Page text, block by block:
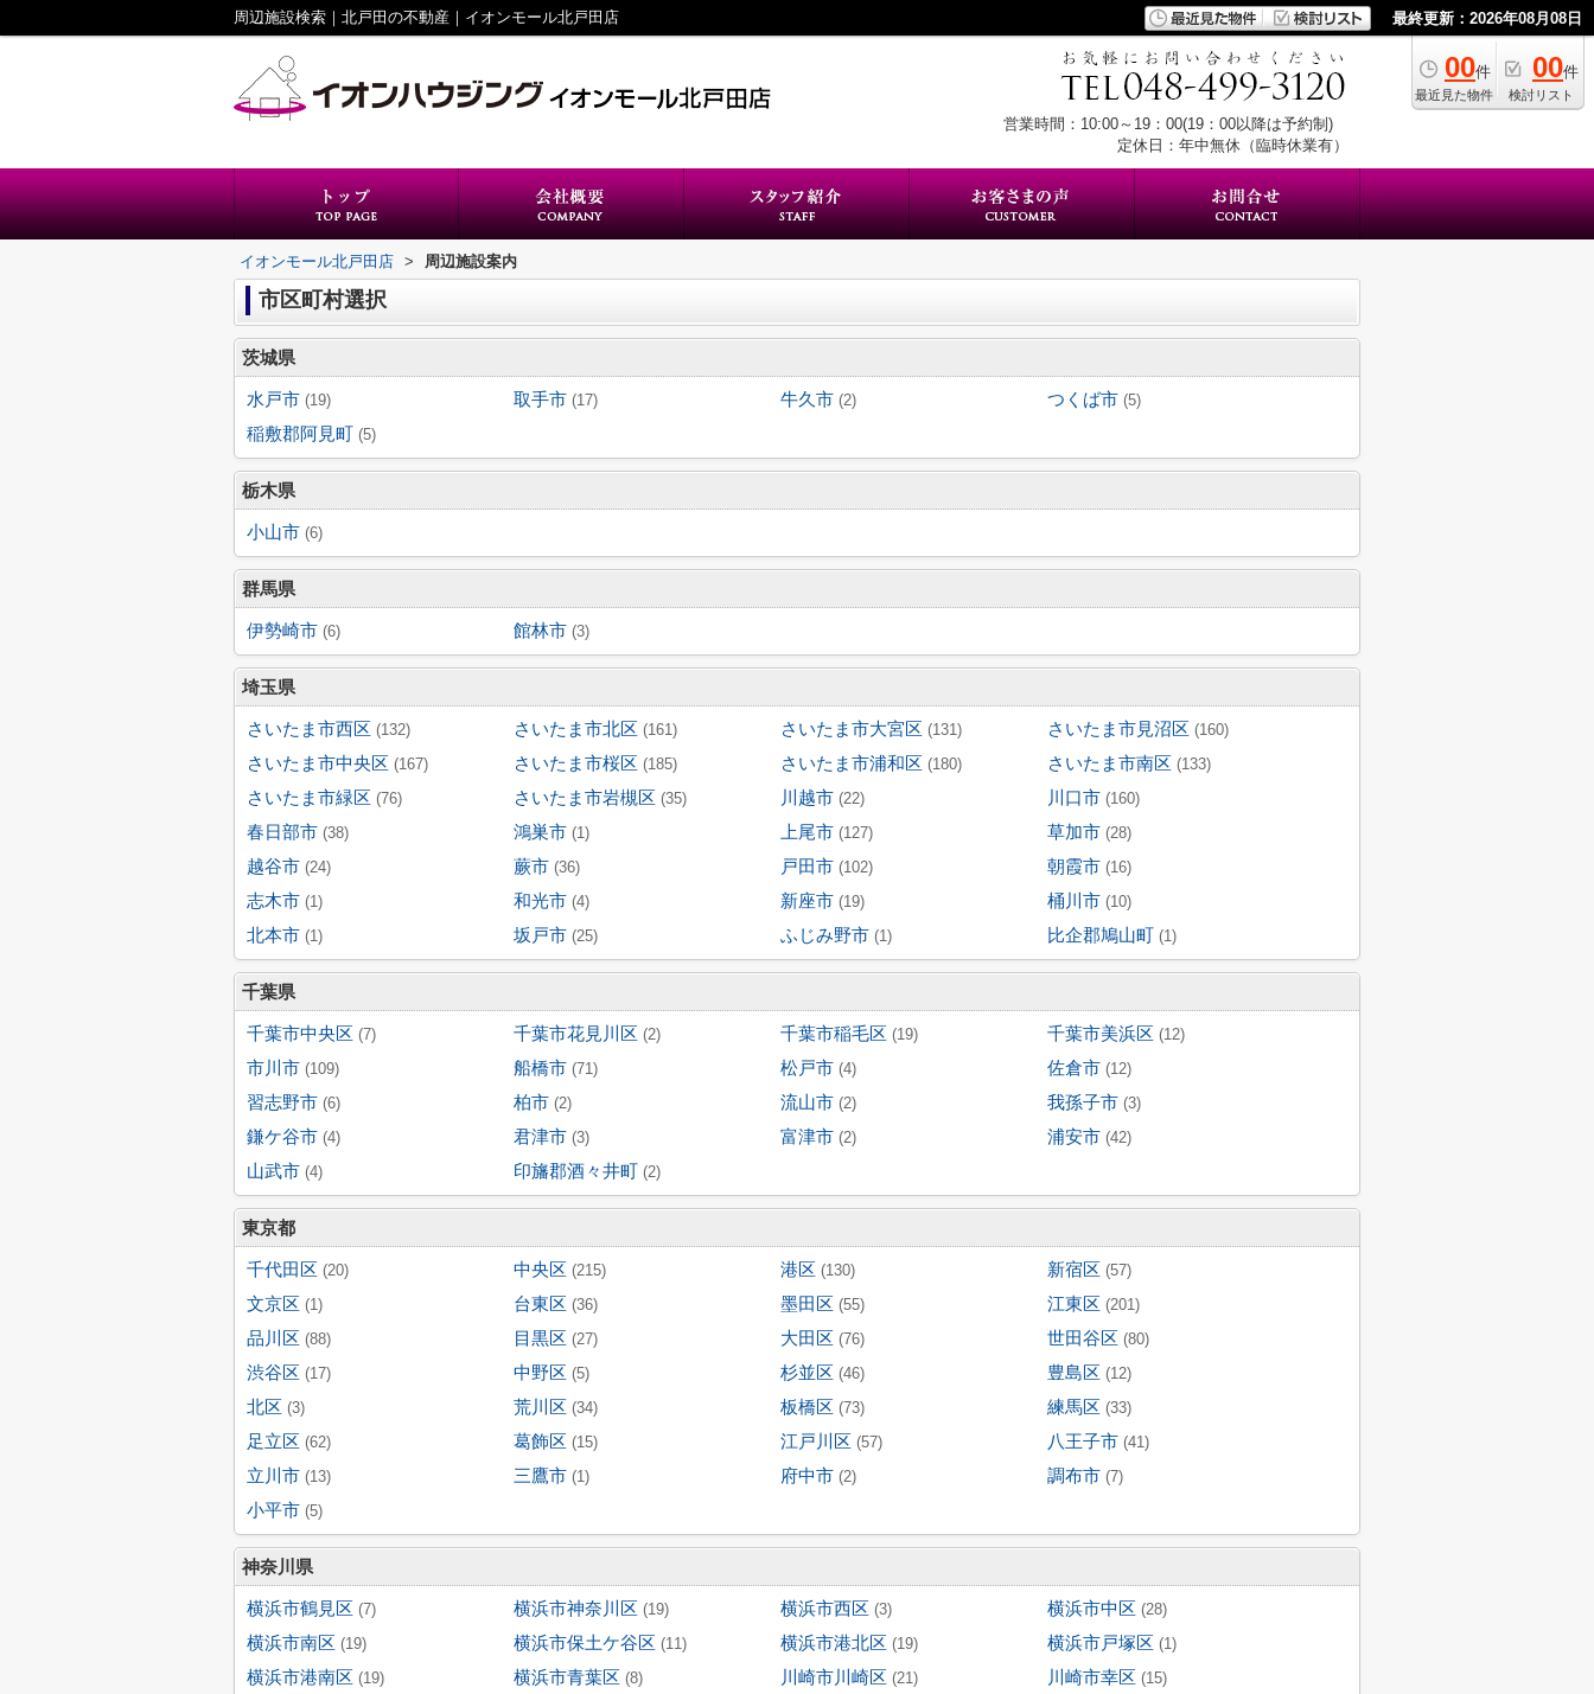
周辺施設検索｜北戸田の不動産｜イオンモール北戸田店 最終更新：2026年08月08日
00件
最近見た物件
00件
検討リスト
営業時間：10:00～19：00(19：00以降は予約制)
定休日：年中無休（臨時休業有）
イオンモール北戸田店 > 周辺施設案内
市区町村選択
茨城県
水戸市 (19) 取手市 (17) 牛久市 (2) つくば市 (5)
稲敷郡阿見町 (5)
栃木県
小山市 (6)
群馬県
伊勢崎市 (6) 館林市 (3)
埼玉県
さいたま市西区 (132) さいたま市北区 (161) さいたま市大宮区 (131) さいたま市見沼区 (160)
さいたま市中央区 (167) さいたま市桜区 (185) さいたま市浦和区 (180) さいたま市南区 (133)
さいたま市緑区 (76) さいたま市岩槻区 (35) 川越市 (22) 川口市 (160)
春日部市 (38) 鴻巣市 (1) 上尾市 (127) 草加市 (28)
越谷市 (24) 蕨市 (36) 戸田市 (102) 朝霞市 (16)
志木市 (1) 和光市 (4) 新座市 (19) 桶川市 (10)
北本市 (1) 坂戸市 (25) ふじみ野市 (1) 比企郡鳩山町 (1)
千葉県
千葉市中央区 (7) 千葉市花見川区 (2) 千葉市稲毛区 (19) 千葉市美浜区 (12)
市川市 (109) 船橋市 (71) 松戸市 (4) 佐倉市 (12)
習志野市 (6) 柏市 (2) 流山市 (2) 我孫子市 (3)
鎌ケ谷市 (4) 君津市 (3) 富津市 (2) 浦安市 (42)
山武市 (4) 印旛郡酒々井町 (2)
東京都
千代田区 (20) 中央区 (215) 港区 (130) 新宿区 (57)
文京区 (1) 台東区 (36) 墨田区 (55) 江東区 (201)
品川区 (88) 目黒区 (27) 大田区 (76) 世田谷区 (80)
渋谷区 (17) 中野区 (5) 杉並区 (46) 豊島区 (12)
北区 (3) 荒川区 (34) 板橋区 (73) 練馬区 (33)
足立区 (62) 葛飾区 (15) 江戸川区 (57) 八王子市 (41)
立川市 (13) 三鷹市 (1) 府中市 (2) 調布市 (7)
小平市 (5)
神奈川県
横浜市鶴見区 (7) 横浜市神奈川区 (19) 横浜市西区 (3) 横浜市中区 (28)
横浜市南区 (19) 横浜市保土ケ谷区 (11) 横浜市港北区 (19) 横浜市戸塚区 (1)
横浜市港南区 (19) 横浜市青葉区 (8) 川崎市川崎区 (21) 川崎市幸区 (15)